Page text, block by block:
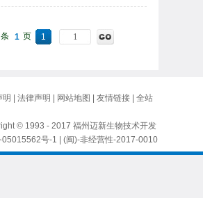
条 1 页 1
明 法律声明 网站地图 友情链接
全站
© 1993 - 2017 福州迈新生物技术开发
05015562号-1 | (闽)-非经营性-2017-0010